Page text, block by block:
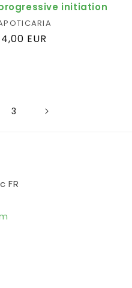
initiation
:
EUR
3
FR